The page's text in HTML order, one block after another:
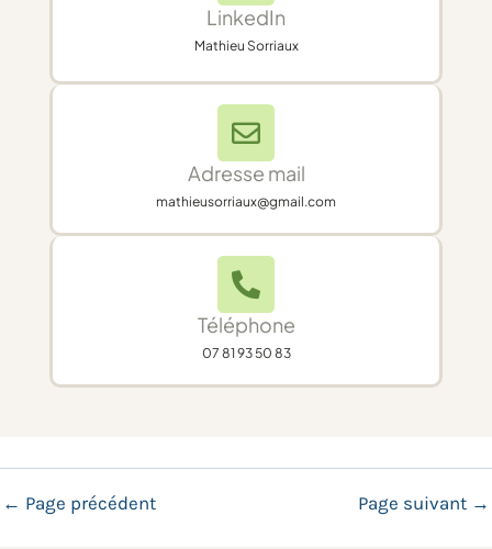
LinkedIn
Mathieu Sorriaux
Adresse mail
mathieusorriaux@gmail.com
Téléphone
07 81 93 50 83
← Page précédent Page suivant →